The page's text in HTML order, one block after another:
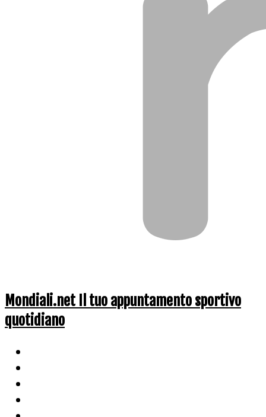
Mondiali.net Il tuo appuntamento sportivo
quotidiano